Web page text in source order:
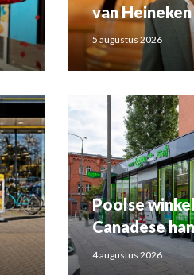
van Heineken
5 augustus 2026
Poolse
Canadese
4 augustus 2026